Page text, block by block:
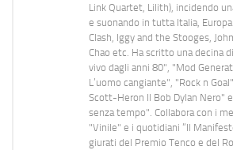
Link Quartet, Lilith), incidendo
e suonando in tutta Italia,
Clash, Iggy and the Stooges,
Chao etc. Ha scritto una decina
vivo dagli anni 80", "Mod
L’uomo cangiante", "Rock n
Scott-Heron Il Bob Dylan Nero"
senza tempo". Collabora con i
"Vinile" e i quotidiani “Il
giurati del Premio Tenco e del